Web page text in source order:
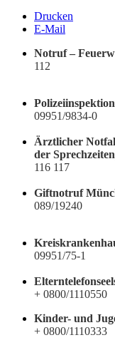
Drucken
E-Mail
Notruf –
112
09951/9834-0
Ärztlicher
der
116 117
Giftnotruf
089/19240
09951/75-1
+ 0800/1110550
Kinder- und
+ 0800/1110333